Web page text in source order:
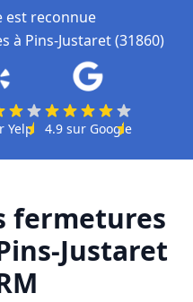
est reconnue
à Pins-Justaret (31860)
Yelp 4.9sur Google
fermetures
Justaret